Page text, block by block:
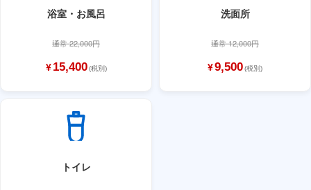
浴室・お風呂
通常 22,000円
¥ 15,400 (税別)
洗面所
通常 12,000円
¥9,500(税別)
トイレ